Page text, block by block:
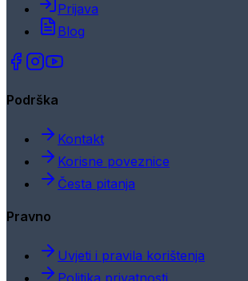
Prijava
Blog
Podrška
Kontakt
Korisne poveznice
Česta pitanja
Pravno
Uvjeti i pravila korištenja